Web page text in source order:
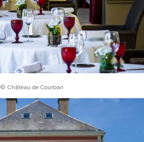
© Château de Courban